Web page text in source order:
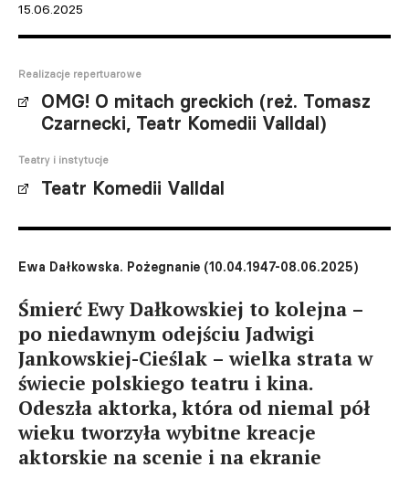
15.06.2025
Realizacje repertuarowe
OMG! O mitach greckich (reż. Tomasz
Czarnecki, Teatr Komedii Valldal)
Teatry i instytucje
Teatr Komedii Valldal
Ewa Dałkowska. Pożegnanie (10.04.1947-08.06.2025)
Śmierć Ewy Dałkowskiej to kolejna –
po niedawnym odejściu Jadwigi
Jankowskiej-Cieślak – wielka strata w
świecie polskiego teatru i kina.
Odeszła aktorka, która od niemal pół
wieku tworzyła wybitne kreacje
aktorskie na scenie i na ekranie